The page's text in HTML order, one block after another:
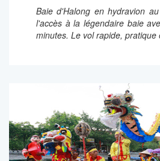
Baie d'Halong en hydravion
l'accès à la légendaire baie
minutes. Le vol rapide, pratique